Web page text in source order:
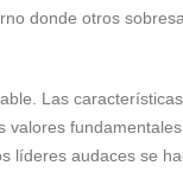
donde otros
Las
líderes audaces se